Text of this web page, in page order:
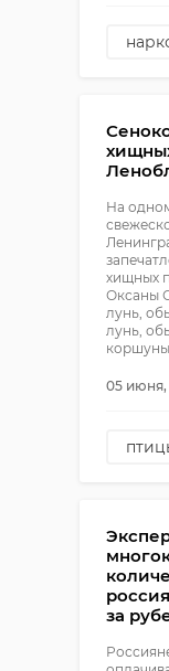
На
хищных
Оксаны
лунь,
лунь,
05 июня,
за